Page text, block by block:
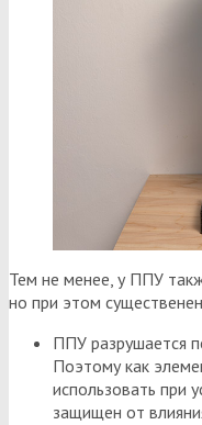
Тем не менее, у ППУ
но при этом
ППУ разрушается
Поэтому как
использовать при
защищен от